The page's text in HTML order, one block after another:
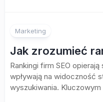
Marketing
Jak zrozumieć
Rankingi firm SEO
wpływają na widoczność
wyszukiwania.